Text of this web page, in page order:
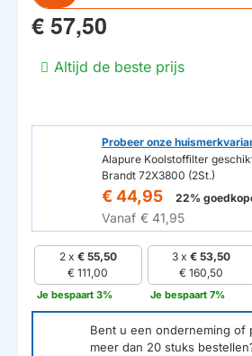
€ 57,50
Altijd de beste prijs
Probeer onze
Alapure Koolstoffilter
Brandt 72X3800 (2St.)
€ 44,95 22%
Vanaf € 41,95
2 x € 55,50
€ 111,00
Je bespaart 3%
3 x€ 53,50
€ 160,50
Je bespaart 7%
Bent u een onderneming of
meer dan 20 stuks